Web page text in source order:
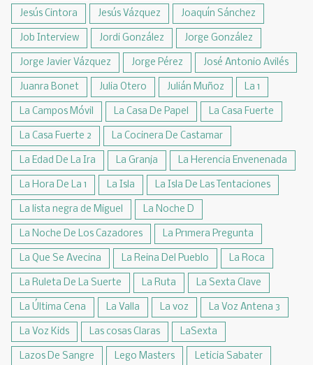
Jesús Cintora Jesús Vázquez Joaquín Sánchez
Job Interview Jordi González Jorge González
Jorge Javier Vázquez Jorge Pérez José Antonio Avilés
Juanra Bonet Julia Otero Julián Muñoz La 1
La Campos Móvil La Casa De Papel La Casa Fuerte
La Casa Fuerte 2 La Cocinera De Castamar
La Edad De La Ira La Granja La Herencia Envenenada
La Hora De La 1 La Isla La Isla De Las Tentaciones
La lista negra de Miguel La Noche D
La Noche De Los Cazadores La Pr1mera Pregunta
La Que Se Avecina La Reina Del Pueblo La Roca
La Ruleta De La Suerte La Ruta La Sexta Clave
La Última Cena La Valla La voz La Voz Antena 3
La Voz Kids Las cosas Claras LaSexta
Lazos De Sangre Lego Masters Leticia Sabater